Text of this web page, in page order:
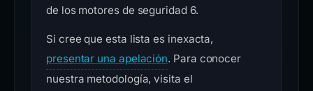
de los motores de seguridad 6.
Si cree que esta lista es inexacta,
presentar una apelación. Para conocer
nuestra metodología, visita el